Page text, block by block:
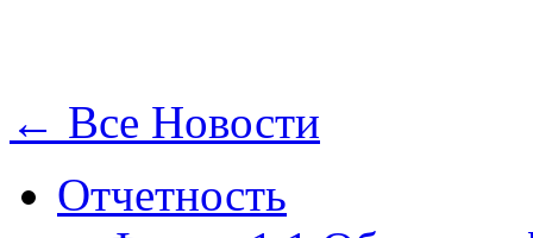
← Все Новости
Отчетность